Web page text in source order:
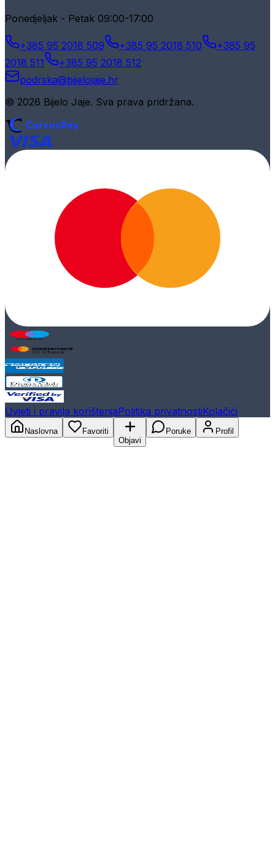
Ponedjeljak - Petak 09:00-17:00
+385 95 2018 509 +385 95 2018 510
+385 95
2018 511
+385 95 2018 512
podrska@bijelojaje.hr
© 2026 Bijelo Jaje. Sva prava pridržana.
Uvjeti i pravila korištenjaPolitika privatnostiKolačići
Naslovna
Favoriti
Objavi
Poruke Profil